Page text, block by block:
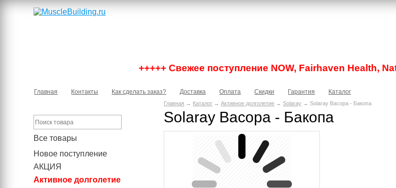
+++++ Свежее поступление NOW, Fairhaven Health,
Главная Контакты Как сделать заказ? Доставка Оплата Скидки Гарантия Каталог
Главная → Каталог →Активное долголетие →Solaray → Solaray Bacopa - Бакопа
Solaray Bacopa - Бакопа
Все товары
Новое поступление
АКЦИЯ
Активное долголетие